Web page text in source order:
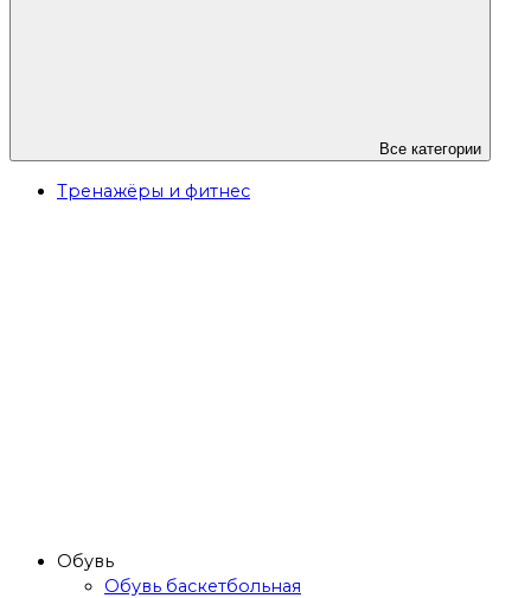
Все категории
Тренажёры и фитнес
Обувь
Обувь баскетбольная